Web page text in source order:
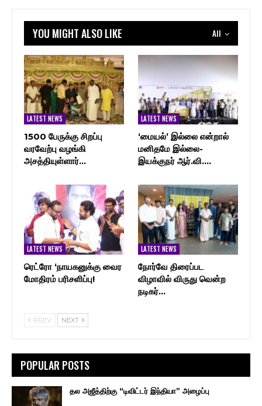
All
YOU MIGHT ALSO LIKE
LATEST NEWS
1500 பேருக்கு சிறப்பு
வரவேற்பு வழங்கி
அசத்தியுள்ளார்…
LATEST NEWS
‘மையல்’ இல்லை என்றால்
மனிதமே இல்லை-
இயக்குநர் ஆர்.வி.…
LATEST NEWS
ரெட்ரோ ‘நாயகனுக்கு வைர
மோதிரம் பரிசளிப்பு!
LATEST NEWS
நோர்வே திரைப்பட
விழாவில் விருது வென்ற
நடிகர்…
PREV NEXT
POPULAR POSTS
தல அஜீத்திற்கு “டிவிட்டர் இந்தியா” அழைப்பு